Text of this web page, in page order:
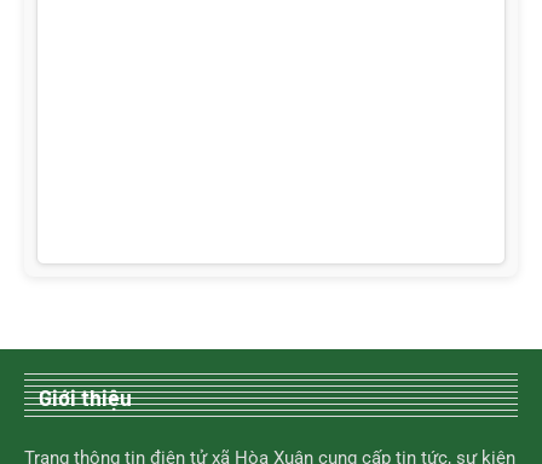
Giới thiệu
Trang thông tin điện tử xã Hòa Xuân cung cấp tin tức, sự kiện